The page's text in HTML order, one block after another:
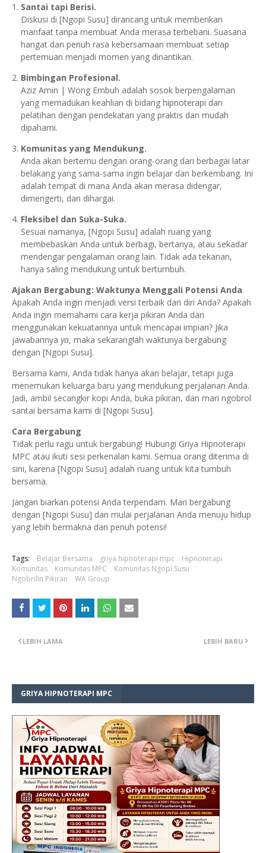
Santai tapi Berisi.
Diskusi di [Ngopi Susu] dirancang untuk memberikan
manfaat tanpa membuat Anda merasa terbebani. Suasana
hangat dan penuh rasa kebersamaan membuat setiap
pertemuan menjadi momen yang dinantikan.
Bimbingan Profesional.
Aziz Amin | Wong Embuh adalah sosok berpengalaman
yang memadukan keahlian di bidang hipnoterapi dan
pelatihan dengan pendekatan yang praktis dan mudah
dipahami.
Komunitas yang Mendukung.
Anda akan bertemu dengan orang-orang dari berbagai latar
belakang yang sama-sama ingin belajar dan berkembang. Ini
adalah tempat di mana Anda akan merasa didengar,
dimengerti, dan dihargai.
Fleksibel dan Suka-Suka.
Sesuai namanya, [Ngopi Susu] adalah ruang yang
membebaskan Anda untuk berbagi, bertanya, atau sekadar
mendengar pengalaman orang lain. Tidak ada tekanan,
hanya saling mendukung untuk bertumbuh.
Ajakan Bergabung: Waktunya Menggali Potensi Anda
Apakah Anda ingin menjadi versi terbaik dari diri Anda? Apakah
Anda ingin memahami cara kerja pikiran Anda dan
menggunakan kekuatannya untuk mencapai impian? Jika
jawabannya ya, maka sekaranglah waktunya bergabung
dengan [Ngopi Susu].
Bersama kami, Anda tidak hanya akan belajar, tetapi juga
menemukan keluarga baru yang mendukung perjalanan Anda.
Jadi, ambil secangkir kopi Anda, buka pikiran, dan mari ngobrol
santai bersama kami di [Ngopi Susu].
Cara Bergabung
Tidak perlu ragu untuk bergabung! Hubungi Griya Hipnoterapi
MPC atau ikuti sesi perkenalan kami. Semua orang diterima di
sini, karena [Ngopi Susu] adalah ruang untuk kita tumbuh
bersama.
Jangan biarkan potensi Anda terpendam. Mari bergabung
dengan [Ngopi Susu] dan mulai perjalanan Anda menuju hidup
yang lebih bermakna dan penuh potensi!
Tags: Belajar Bersama griya hipnoterapi mpc
Hipnoterapi
Komunitas
Komunitas MPC
Komunitas Ngopi Susu
Ngobrilin Pikiran
WA Group
LEBIH BARU
LEBIH LAMA
GRIYA HIPNOTERAPI MPC